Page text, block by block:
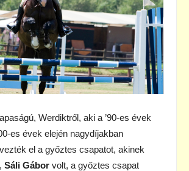
Werdiktről, aki a ’90-es évek
es évek elején nagydíjakban
el a győztes csapatot, akinek
Sáli Gábor volt, a győztes csapat